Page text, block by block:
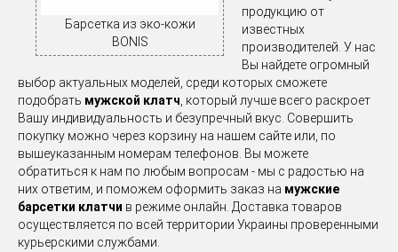
Барсетка из эко-кожи
BONIS
продукцию от
известных
производителей. У нас
Вы найдете огромный
выбор актуальных моделей, среди которых сможете
подобрать мужской клатч, который лучше всего раскроет
Вашу индивидуальность и безупречный вкус. Совершить
покупку можно через корзину на нашем сайте или, по
вышеуказанным номерам телефонов. Вы можете
обратиться к нам по любым вопросам - мы с радостью на
них ответим, и поможем оформить заказ на мужские
барсетки клатчи в режиме онлайн. Доставка товаров
осуществляется по всей территории Украины проверенными
курьерскими службами.